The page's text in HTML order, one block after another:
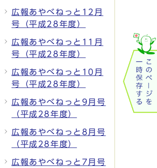
広報あやべねっと12月
号（平成28年度）
広報あやべねっと11月
号（平成28年度）
広報あやべねっと10月
号（平成28年度）
広報あやべねっと9月号
（平成28年度）
広報あやべねっと8月号
（平成28年度）
広報あやべねっと7月号